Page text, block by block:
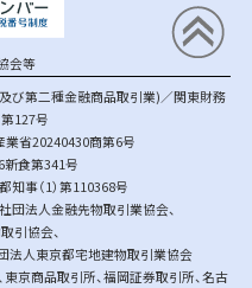
会等
び第二種金融商品取引業)／関東財務
第127号
省20240430商第6号
食第341号
事（1）第110368号
団法人金融先物取引業協会、
引協会、
法人東京都宅地建物取引業協会
東京商品取引所、福岡証券取引所、名古